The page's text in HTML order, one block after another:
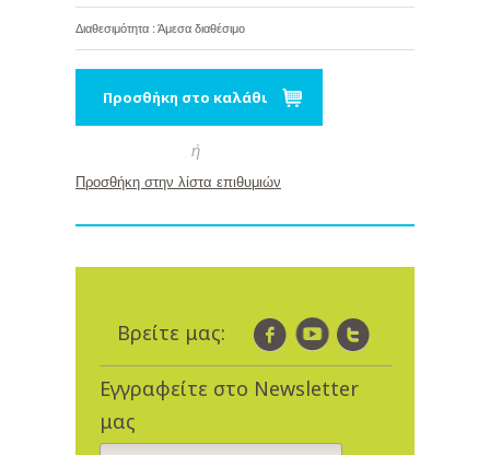
Διαθεσιμότητα : Άμεσα διαθέσιμο
Προσθήκη στο καλάθι
ή
Προσθήκη στην λίστα επιθυμιών
Βρείτε μας:
Εγγραφείτε στο Newsletter
μας